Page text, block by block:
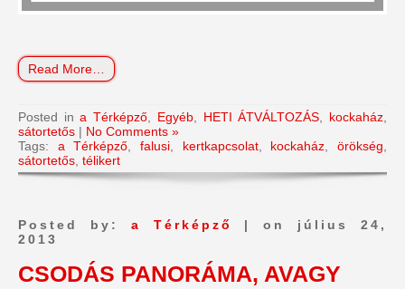
Read More…
Posted ina Térképző, Egyéb, HETI ÁTVÁLTOZÁS, kockaház,
sátortetős | No Comments »
Tags: a Térképző,falusi, kertkapcsolat, kockaház,örökség,
sátortetős, télikert
Posted by: a Térképző
| on július 24,
2013
CSODÁS PANORÁMA, AVAGY